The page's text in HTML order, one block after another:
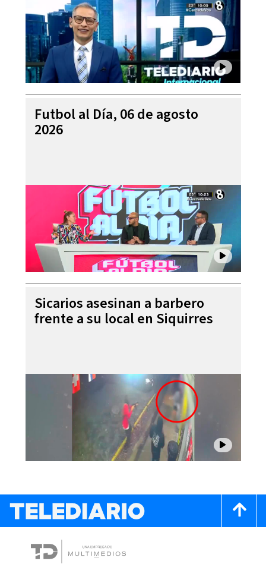
Futbol al Día, 06 de agosto
2026
Sicarios asesinan a barbero
frente a su local en Siquirres